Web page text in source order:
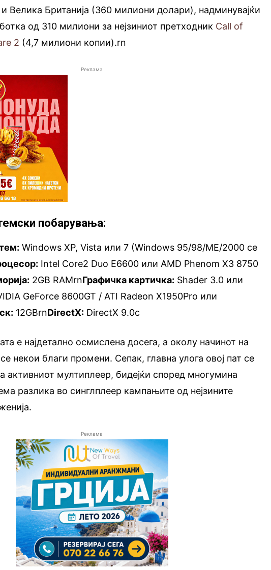
Велика Британија (360 милиони долари), надминувајќи
од 310 милиони за нејзиниот претходник Call of
2 (4,7 милиони копии).rn
Реклама
побарувања:
Windows XP, Vista или 7 (Windows 95/98/ME/2000 се
Intel Core2 Duo E6600 или AMD Phenom X3 8750
2GB RAMrnГрафичка картичка: Shader 3.0 или
GeForce 8600GT / ATI Radeon X1950Pro или
12GBrnDirectX: DirectX 9.0c
е најдетално осмислена досега, а околу начинот на
некои благи промени. Сепак, главна улога овој пат се
активниот мултиплеер, бидејќи според многумина
разлика во синглплеер кампањите од нејзините
Реклама